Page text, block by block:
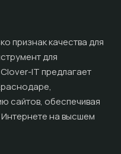
признак качества для
для
IT предлагает
сайтов, обеспечивая
Интернете на высшем